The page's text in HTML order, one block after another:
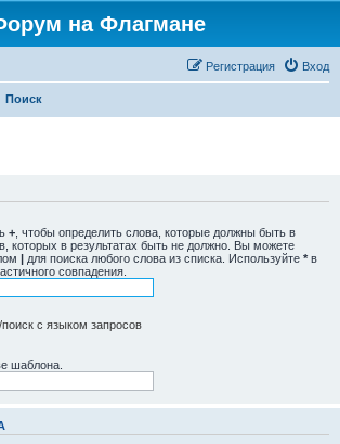
на Флагмане
Вход
Регистрация
Поиск
+ , чтобы определить слова, которые должны быть в
которых в результатах быть не должно. Вы можете
| для поиска любого слова из списка. Используйте * в
совпадения.
с языком запросов
шаблона.